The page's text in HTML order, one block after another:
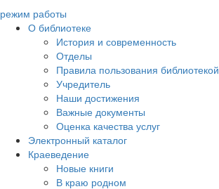
режим работы
О библиотеке
История и современность
Отделы
Правила пользования библиотекой
Учредитель
Наши достижения
Важные документы
Оценка качества услуг
Электронный каталог
Краеведение
Новые книги
В краю родном